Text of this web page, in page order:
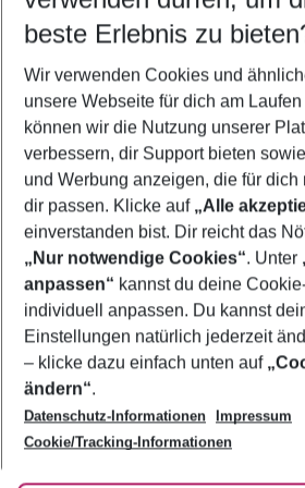
5-8 Nächte
2 Erwachsene Keine Kinder
Mehr Filter
Footer
Footer navigation
Über uns
AGB
Bestpreisgarantie
Cookie-Einstellungen ändern
Cookie-Richtlinie
Agenturbetreuung
Barrierefreies Reisen
Folge uns
beste Erlebnis zu
Wir verwenden Cookies und
unsere Webseite für dich am
können wir die Nutzung unserer
verbessern, dir Support bieten
und Werbung anzeigen, die für dich
dir passen. Klicke auf „Alle
einverstanden bist. Dir reicht das
„Nur notwendige Cookies“. Unter
anpassen“ kannst du deine
individuell anpassen. Du kannst
Einstellungen natürlich jederzeit
– klicke dazu einfach unten auf
ändern“.
Datenschutz-Informationen
Impressum
Cookie/Tracking-Informationen